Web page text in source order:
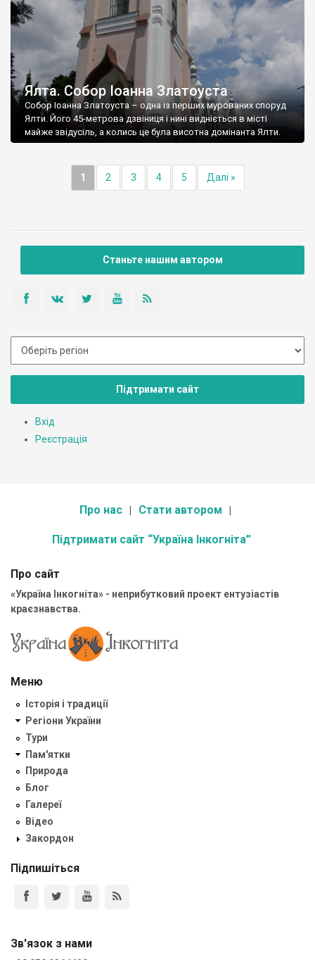
Ялта. Собор Іоанна Златоуста
Собор Іоанна Златоуста – одна із перших мурованих споруд
Ялти. Його 45-метрова дзвіниця і нині видніється в місті
майже звідусіль, а колись це була висотна домінанта Ялти.
1 2 3 4 5 Далі »
Станьте нашим автором
Підтримати сайт
Вхід
Реєстрація
Про нас Стати автором
Підтримати сайт “Україна Інкогніта”
Про сайт
«Україна Інкогніта» - неприбутковий проект ентузіастів
краєзнавства.
Меню
Історія і традиції
Регіони України
Тури
Пам'ятки
Природа
Блог
Галереї
Відео
Закордон
Підпишіться
Зв'язок з нами